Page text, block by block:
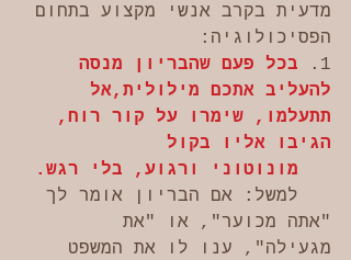
מדעית בקרב אנשי מקצוע בתחום
הפסיכולוגיה:
1.
בכל פעם שהבריון מנסה
להעליב אתכם מילולית,אל
תתעלמו, שימרו על קור רוח,
הגיבו אליו בקול
   למשל: אם הבריון אומר לך
"אתה מכוער", או "את
מגעילה", ענו לו את המשפט